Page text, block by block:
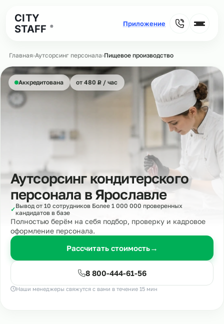
CITY
STAFF
®
Главная›Аутсорсинг персонала›Пищевое производство
Аккредитована от 480 ₽
Р/ час
Аутсорсинг кондитерского
персонала в Ярославле
✓Вывод от 10 сотрудников Более 1 000 000 проверенных
кандидатов в базе
Полностью берём на себя подбор, проверку и кадровое
оформление персонала.
Рассчитать стоимость→
8 800-444-61-56
Наши менеджеры свяжутся с вами в течение 15 мин